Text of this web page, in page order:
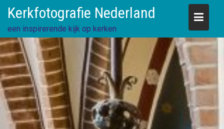
content
Kerkfotografie Nederland
een inspirerende kijk op kerken